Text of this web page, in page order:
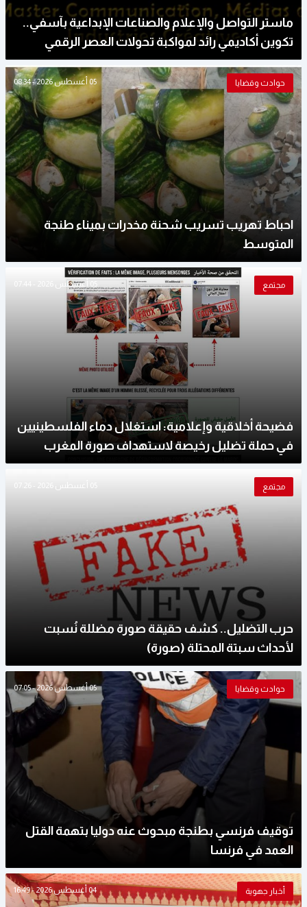
ماستر التواصل والإعلام والصناعات الإبداعية بآسفي..
تكوين أكاديمي رائد لمواكبة تحولات العصر الرقمي
حوادث وقضايا 05 أغسطس 2026 - 08:34
احباط تهريب تسريب شحنة مخدرات بميناء طنجة
المتوسط
مجتمع 05 أغسطس 2026 - 07:44
فضيحة أخلاقية وإعلامية: استغلال دماء الفلسطينيين
في حملة تضليل رخيصة لاستهداف صورة المغرب
مجتمع 05 أغسطس 2026 - 07:26
حرب التضليل.. كشف حقيقة صورة مضللة نُسبت
لأحداث سبتة المحتلة (صورة)
حوادث وقضايا 05 أغسطس 2026 - 07:05
توقيف فرنسي بطنجة مبحوث عنه دوليا بتهمة القتل
العمد في فرنسا
أخبار جهوية 04 أغسطس 2026 - 16:49